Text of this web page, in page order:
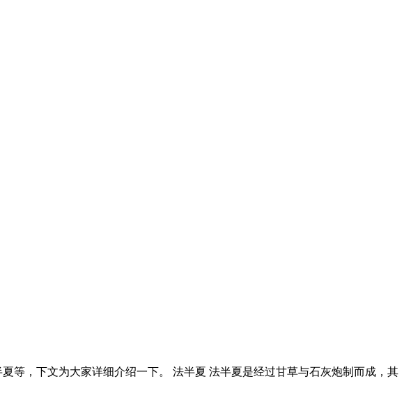
等，下文为大家详细介绍一下。 法半夏 法半夏是经过甘草与石灰炮制而成，其